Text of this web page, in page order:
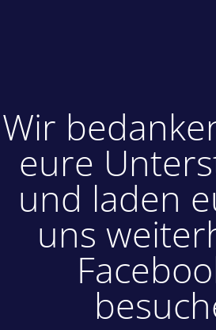
Wir
eure
und laden
uns